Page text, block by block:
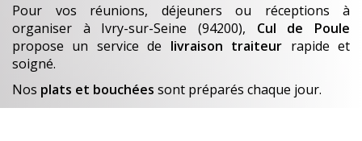
Pour vos réunions, déjeuners ou réceptions à
organiser à Ivry-sur-Seine (94200), Cul de Poule
propose un service de livraison traiteur rapide et
soigné.
Nos plats et bouchées sont préparés chaque jour.